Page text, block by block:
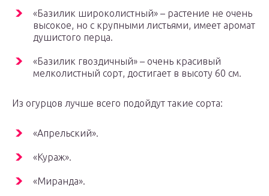
«Базилик широколистный» – растение не очень
высокое, но с крупными листьями, имеет аромат
душистого перца.
«Базилик гвоздичный» – очень красивый
мелколистный сорт, достигает в высоту 60 см.
Из огурцов лучше всего подойдут такие сорта:
«Апрельский».
«Кураж».
«Миранда».